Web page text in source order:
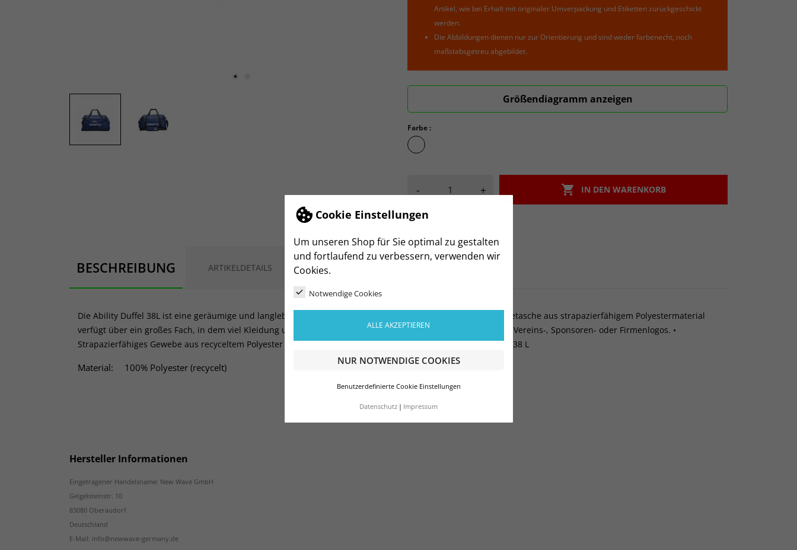
Cookie Einstellungen
Um unseren Shop für Sie optimal zu gestalten
und fortlaufend zu verbessern, verwenden wir
Cookies.
Notwendige Cookies
ALLE AKZEPTIEREN
NUR NOTWENDIGE COOKIES
Benutzerdefinierte Cookie Einstellungen
Datenschutz Impressum
Artikel, wie bei Erhalt mit originaler Umverpackung und Etiketten zurückgeschickt
werden.
Die Abbildungen dienen nur zur Orientierung und sind weder farbenecht, noch
maßstabsgetreu abgebildet.
Größendiagramm anzeigen
Farbe :
Club
Cobolt
- +  IN DEN WARENKORB
BESCHREIBUNG ARTIKELDETAILS
Die Ability Duffel 38L ist eine geräumige und langlebige Ausrüstungs- und Reisetasche. Diese vielseitige Reisetasche aus strapazierfähigem Polyestermaterial
verfügt über ein großes Fach, in dem viel Kleidung und Ausrüstung Platz findet. Perfekt für das Branding mit Vereins-, Sponsoren- oder Firmenlogos. •
Strapazierfähiges Gewebe aus recyceltem Polyester • Geeignet für Branding • H29 x L50 x W27 cm • Volumen: 38 L
Material: 100% Polyester (recycelt)
Hersteller Informationen
Eingetragener Handelsname: New Wave GmbH
Geigelsteinstr. 10
83080 Oberaudorf
Deutschland
E-Mail: info@newwave-germany.de